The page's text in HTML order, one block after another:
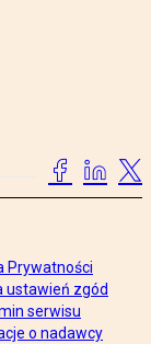
Prywatności
ustawień zgód
serwisu
o nadawcy